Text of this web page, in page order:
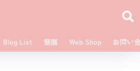
Blog List 個展 Web Shop お問い